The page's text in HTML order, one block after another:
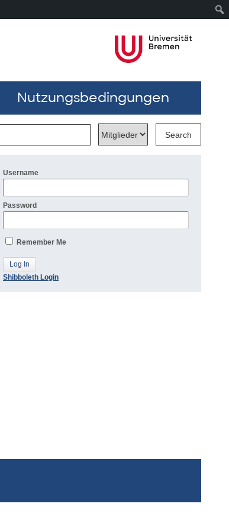
Nutzungsbedingungen
Username
Password
Remember Me
Shibboleth Login